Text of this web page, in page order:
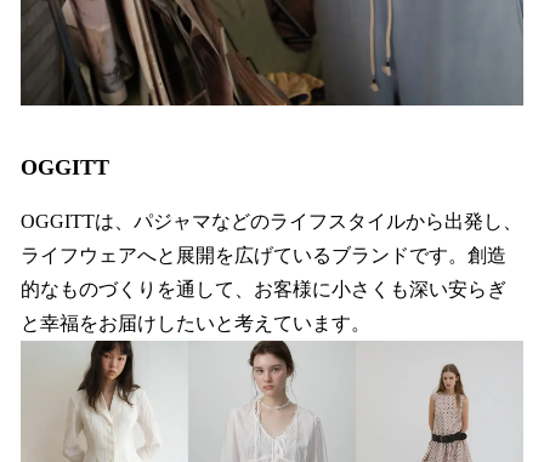
OGGITT
OGGITTは、パジャマなどのライフスタイルから出発し、
ライフウェアへと展開を広げているブランドです。創造
的なものづくりを通して、お客様に小さくも深い安らぎ
と幸福をお届けしたいと考えています。